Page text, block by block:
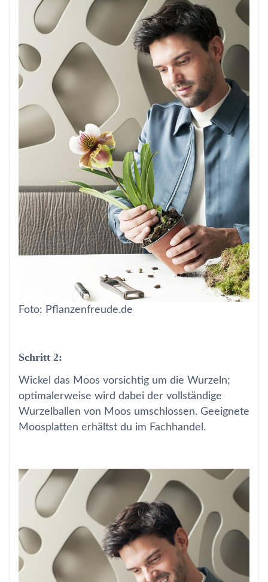
Foto: Pflanzenfreude.de
Schritt 2:
Wickel das Moos vorsichtig um die Wurzeln;
optimalerweise wird dabei der vollständige
Wurzelballen von Moos umschlossen. Geeignete
Moosplatten erhältst du im Fachhandel.